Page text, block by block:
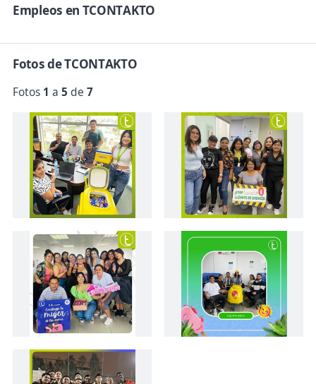
Empleos en TCONTAKTO
Fotos de TCONTAKTO
Fotos 1 a 5 de 7